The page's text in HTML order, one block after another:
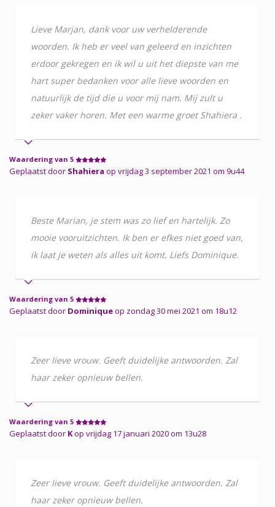
Lieve Marjan, dank voor uw verhelderende
woorden. Ik heb er veel van geleerd en inzichten
erdoor gekregen en ik wil u uit het diepste van me
hart super bedanken voor alle lieve woorden en
natuurlijk de tijd die u voor mij nam. Mij zult u
zeker vaker horen. Met een warme groet Shahiera .
Waardering van 5
Geplaatst door Shahiera op vrijdag 3 september 2021 om 9u44
Beste Marian, je stem was zo lief en hartelijk. Zo
mooie vooruitzichten. Ik ben er efkes niet goed van,
ik laat je weten als alles uit komt. Liefs Dominique.
Waardering van 5
Geplaatst door Dominiqueop zondag 30 mei 2021 om 18u12
Zeer lieve vrouw. Geeft duidelijke antwoorden. Zal
haar zeker opnieuw bellen.
Waardering van 5
Geplaatst door Kop vrijdag 17 januari 2020 om 13u28
Zeer lieve vrouw. Geeft duidelijke antwoorden. Zal
haar zeker opnieuw bellen.